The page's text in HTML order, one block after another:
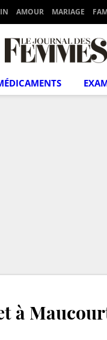
AMOUR MARIAGE
à